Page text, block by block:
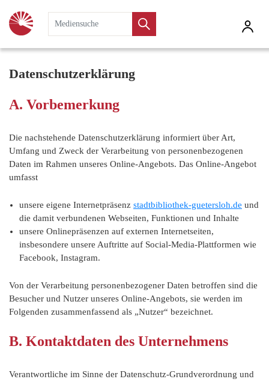
Visuelle
Assistenzsoftware
öffnen.
Datenschutzerklärung
A. Vorbemerkung
Die nachstehende Datenschutzerklärung informiert über Art,
Umfang und Zweck der Verarbeitung von personenbezogenen
Daten im Rahmen unseres Online-Angebots. Das Online-Angebot
umfasst
unsere eigene Internetpräsenz stadtbibliothek-guetersloh.de und
die damit verbundenen Webseiten, Funktionen und Inhalte
unsere Onlinepräsenzen auf externen Internetseiten,
insbesondere unsere Auftritte auf Social-Media-Plattformen wie
Facebook, Instagram.
Von der Verarbeitung personenbezogener Daten betroffen sind die
Besucher und Nutzer unseres Online-Angebots, sie werden im
Folgenden zusammenfassend als „Nutzer“ bezeichnet.
B. Kontaktdaten des Unternehmens
Verantwortliche im Sinne der Datenschutz-Grundverordnung und